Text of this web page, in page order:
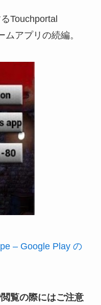
Touchportal
アプリの続編。
– Google Play の
覧の際にはご注意